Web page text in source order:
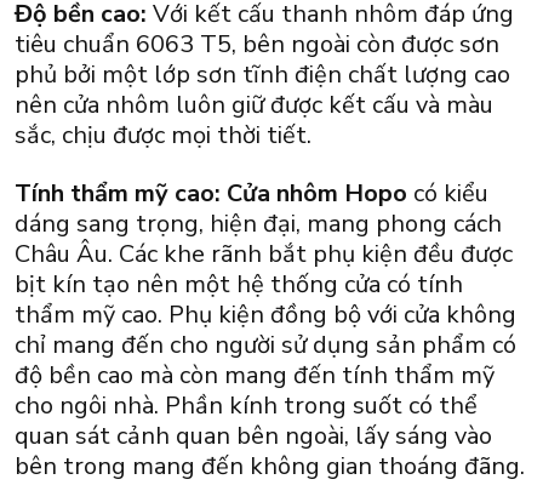
Độ bền cao: Với kết cấu thanh nhôm đáp ứng
tiêu chuẩn 6063 T5, bên ngoài còn được sơn
phủ bởi một lớp sơn tĩnh điện chất lượng cao
nên cửa nhôm luôn giữ được kết cấu và màu
sắc, chịu được mọi thời tiết.
Tính thẩm mỹ cao: Cửa nhôm Hopo có kiểu
dáng sang trọng, hiện đại, mang phong cách
Châu Âu. Các khe rãnh bắt phụ kiện đều được
bịt kín tạo nên một hệ thống cửa có tính
thẩm mỹ cao. Phụ kiện đồng bộ với cửa không
chỉ mang đến cho người sử dụng sản phẩm có
độ bền cao mà còn mang đến tính thẩm mỹ
cho ngôi nhà. Phần kính trong suốt có thể
quan sát cảnh quan bên ngoài, lấy sáng vào
bên trong mang đến không gian thoáng đãng.